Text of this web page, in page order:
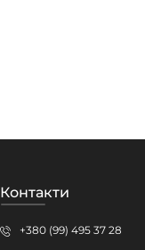
Контакти
+380 (99) 495 37 28